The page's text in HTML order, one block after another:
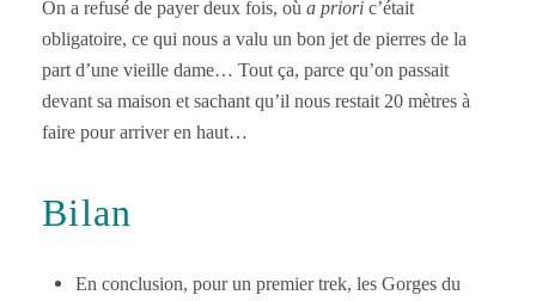
On a refusé de payer deux fois, où a priori c’était
obligatoire, ce qui nous a valu un bon jet de pierres de la
part d’une vieille dame… Tout ça, parce qu’on passait
devant sa maison et sachant qu’il nous restait 20 mètres à
faire pour arriver en haut…
Bilan
En conclusion, pour un premier trek, les Gorges du